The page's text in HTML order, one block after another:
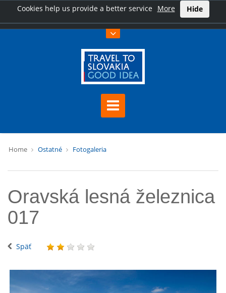
Cookies help us provide a better service More Hide
Home Ostatné Fotogaleria
Oravská lesná železnica
017
Späť